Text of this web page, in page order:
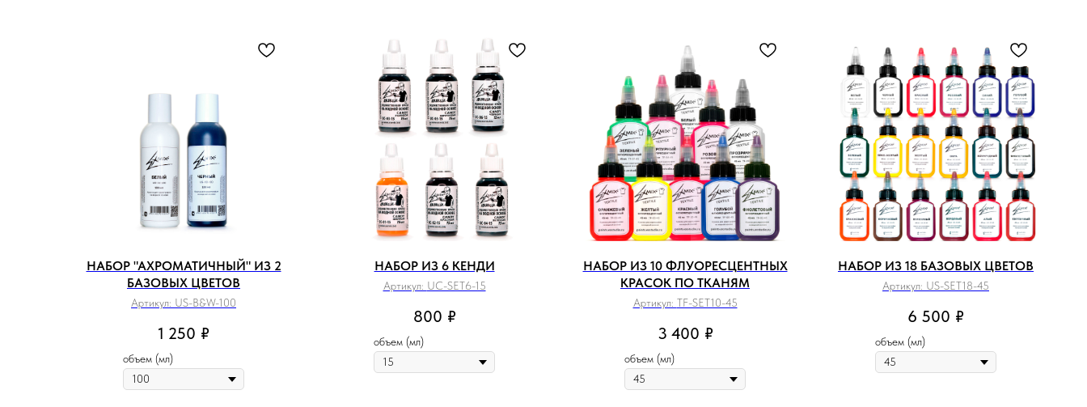
НАБОР "АХРОМАТИЧНЫЙ" ИЗ 2
БАЗОВЫХ ЦВЕТОВ
Артикул: US-B&W-100
1 250 ₽
объем (мл)
НАБОР ИЗ 6 КЕНДИ
Артикул: UC-SET6-15
800 ₽
объем (мл)
НАБОР ИЗ 10 ФЛУОРЕСЦЕНТНЫХ
КРАСОК ПО ТКАНЯМ
Артикул: TF-SET10-45
3 400 ₽
объем (мл)
НАБОР ИЗ 18 БАЗОВЫХ ЦВЕТОВ
Артикул: US-SET18-45
6 500 ₽
объем (мл)